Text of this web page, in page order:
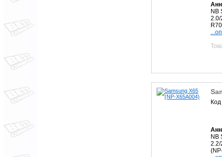
NB
2.0/
NB
2.2/